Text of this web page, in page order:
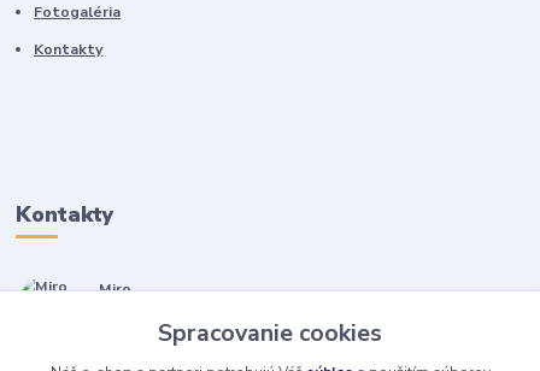
Fotogaléria
Kontakty
Kontakty
Miro
(Po-Pia, 7-17 hod.)
Spracovanie cookies